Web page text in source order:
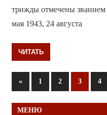
трижды отмечены званием
мая 1943, 24 августа
ЧИТАТЬ
Пагинация
записей
«Предыдущие
записи
1 2 3 4
МЕНЮ